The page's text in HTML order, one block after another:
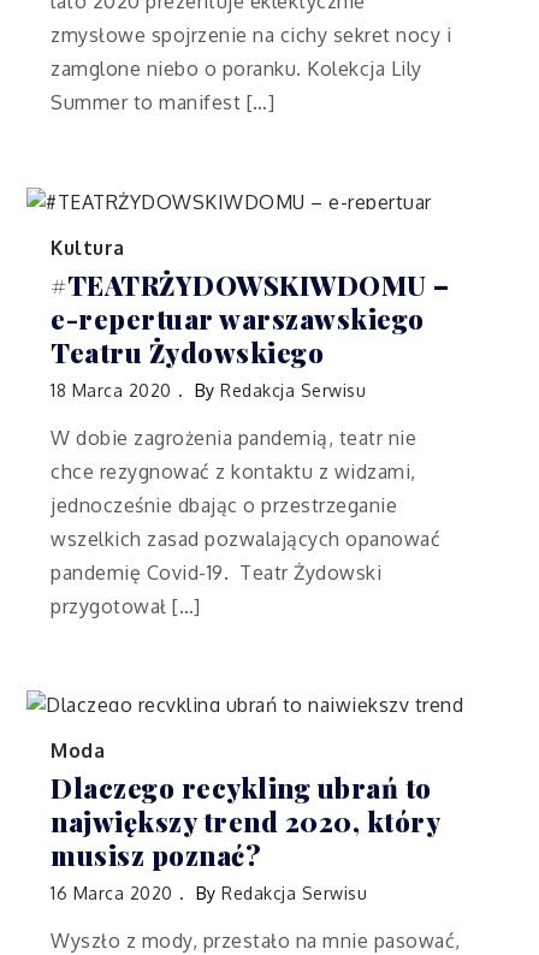
zmysłowe spojrzenie na cichy sekret nocy i
zamglone niebo o poranku. Kolekcja Lily
Summer to manifest […]
Kultura
#TEATRŻYDOWSKIWDOMU –
e-repertuar warszawskiego
Teatru Żydowskiego
18 Marca 2020 ByRedakcja Serwisu
W dobie zagrożenia pandemią, teatr nie
chce rezygnować z kontaktu z widzami,
jednocześnie dbając o przestrzeganie
wszelkich zasad pozwalających opanować
pandemię Covid-19. Teatr Żydowski
przygotował […]
Moda
Dlaczego recykling ubrań to
największy trend 2020, który
musisz poznać?
16 Marca 2020 ByRedakcja Serwisu
Wyszło z mody, przestało na mnie pasować,